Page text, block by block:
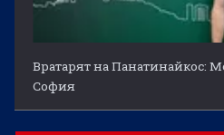
Вратарят на Панатинайкос:
София